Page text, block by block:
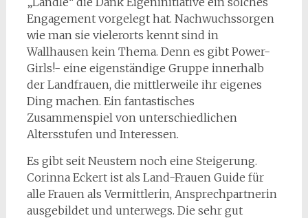
Engagement vorgelegt hat. Nachwuchssorgen
wie man sie vielerorts kennt sind in
Wallhausen kein Thema. Denn es gibt Power-
Girls!- eine eigenständige Gruppe innerhalb
der Landfrauen, die mittlerweile ihr eigenes
Ding machen. Ein fantastisches
Zusammenspiel von unterschiedlichen
Altersstufen und Interessen.
Es gibt seit Neustem noch eine Steigerung.
Corinna Eckert ist als Land-Frauen Guide für
alle Frauen als Vermittlerin, Ansprechpartnerin
ausgebildet und unterwegs. Die sehr gut